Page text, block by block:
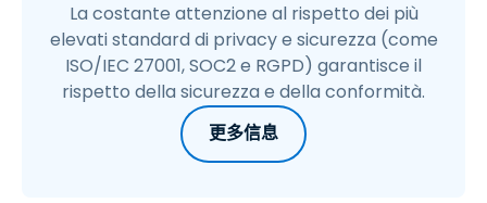
La costante attenzione al rispetto dei più
elevati standard di privacy e sicurezza (come
ISO/IEC 27001, SOC2 e RGPD) garantisce il
rispetto della sicurezza e della conformità.
更多信息